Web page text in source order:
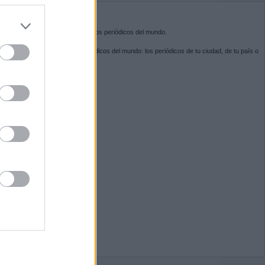
es la puerta de entrada a los periódicos del mundo.
por las portadas de los periódicos del mundo: los periódicos de tu ciudad, de tu país o
otro extremo del mundo.